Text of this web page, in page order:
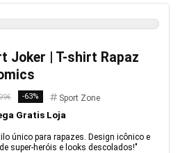
Joker | T-shirt Rapaz
-63% Sport Zone
Gratis Loja
único para rapazes. Design icônico e
super-heróis e looks descolados!"